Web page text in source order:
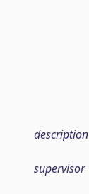
description
supervisor